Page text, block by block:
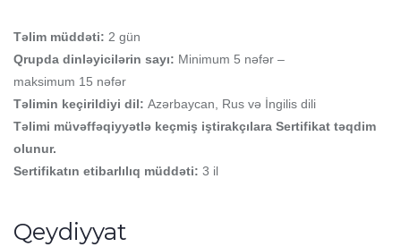
Təlim müddəti: 2 gün
Qrupda dinləyicilərin sayı: Minimum 5 nəfər –
maksimum 15 nəfər
Təlimin keçirildiyi dil: Azərbaycan, Rus və İngilis dili
Təlimi müvəffəqiyyətlə keçmiş iştirakçılara Sertifikat təqdim
olunur.
Sertifikatın etibarlılıq müddəti: 3 il
Qeydiyyat